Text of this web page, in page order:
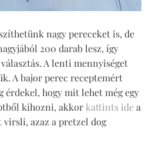
nagy pereceket is, de
200 darab lesz, így
A lenti mennyiséget
A bajor perec receptemért
érdekel, hogy mit lehet még egy
kihozni, akkorkattints idea
azaz a pretzel dog